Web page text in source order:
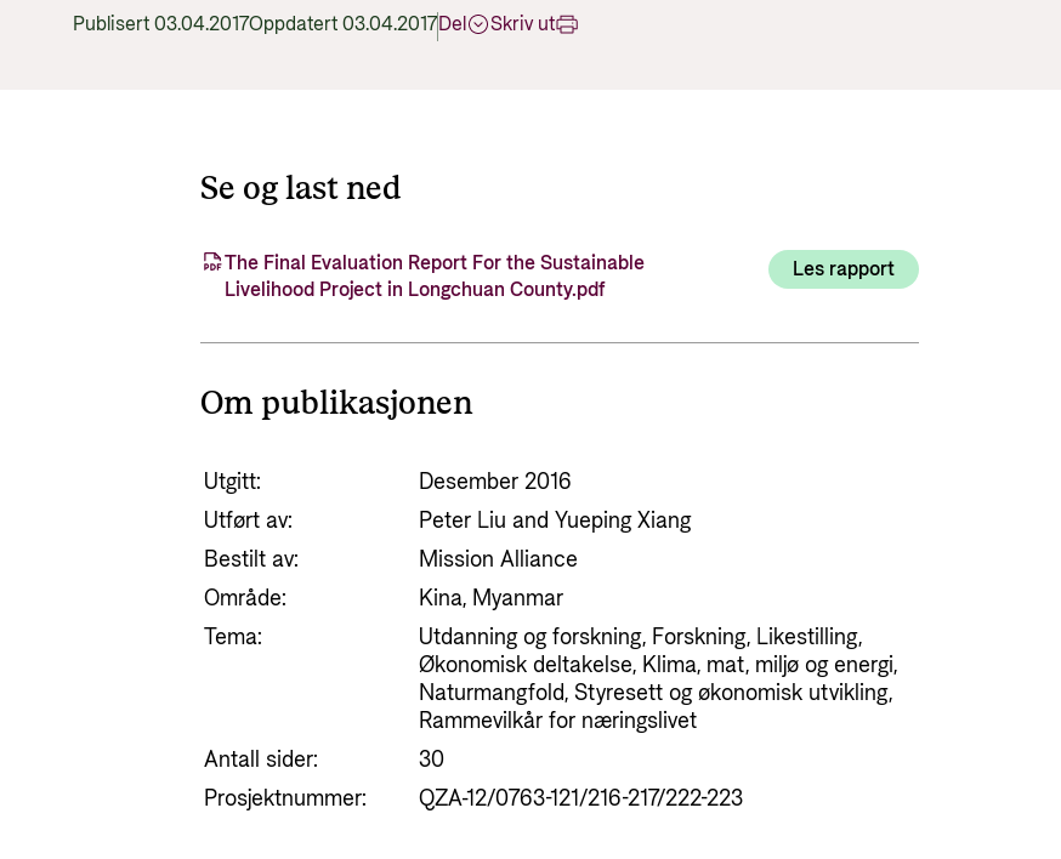
Publisert 03.04.2017Oppdatert 03.04.2017Del Skriv ut
Se og last ned
The Final Evaluation Report For the Sustainable
Livelihood Project in Longchuan County.pdf
Les rapport
Om publikasjonen
Utgitt:
Desember 2016
Utført av:
Peter Liu and Yueping Xiang
Bestilt av:
Mission Alliance
Område:
Kina, Myanmar
Tema:
Utdanning og forskning, Forskning, Likestilling,
Økonomisk deltakelse, Klima, mat, miljø og energi,
Naturmangfold, Styresett og økonomisk utvikling,
Rammevilkår for næringslivet
Antall sider:
30
Prosjektnummer:
QZA-12/0763-121/216-217/222-223